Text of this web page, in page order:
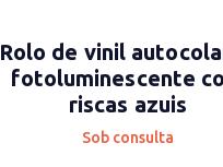
Rolo de vinil
fotoluminescente
riscas azuis
Sob consulta